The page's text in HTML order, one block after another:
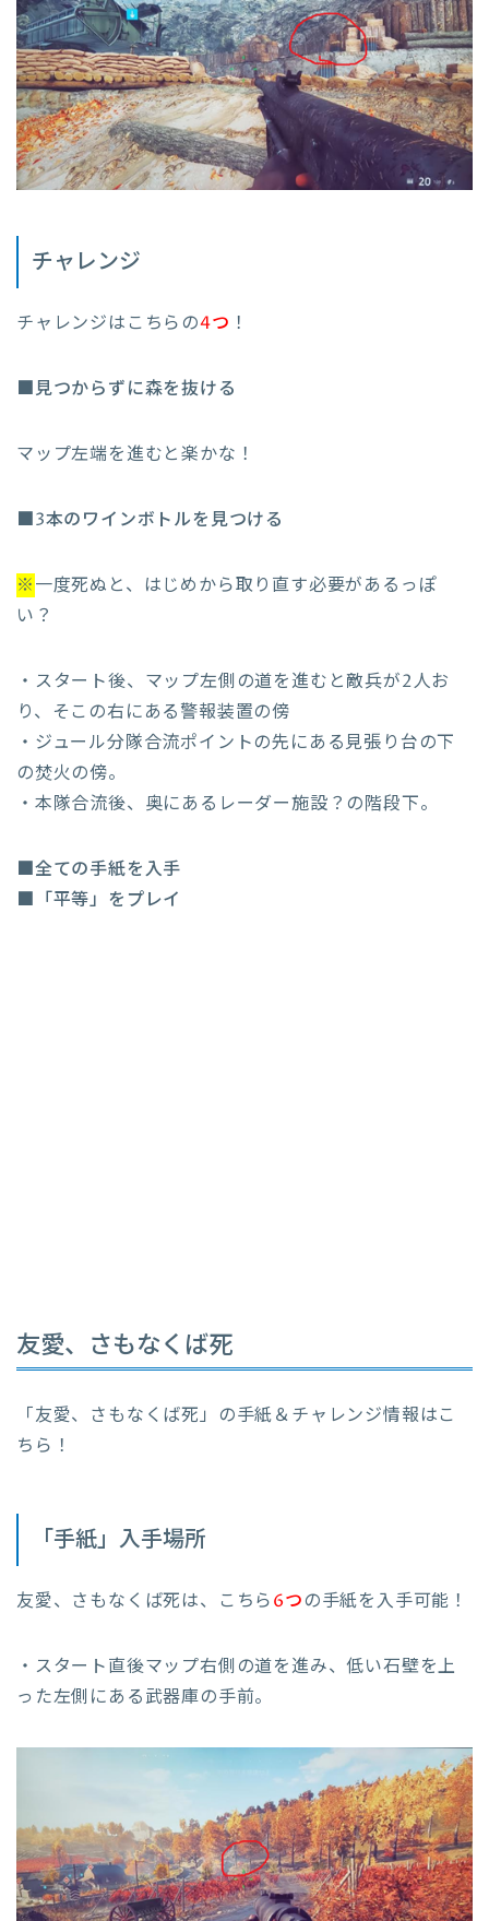
チャレンジ
チャレンジはこちらの4つ ！
■見つからずに森を抜ける
マップ左端を進むと楽かな！
■3本のワインボトルを見つける
※一度死ぬと、はじめから取り直す必要があるっぽ
い？
・スタート後、マップ左側の道を進むと敵兵が2人お
り、そこの右にある警報装置の傍
・ジュール分隊合流ポイントの先にある見張り台の下
の焚火の傍。
・本隊合流後、奥にあるレーダー施設？の階段下。
■全ての手紙を入手
■「平等」をプレイ
友愛、さもなくば死
「友愛、さもなくば死」の手紙＆チャレンジ情報はこ
ちら！
「手紙」入手場所
友愛、さもなくば死は、こちら6つの手紙を入手可能！
・スタート直後マップ右側の道を進み、低い石壁を上
った左側にある武器庫の手前。